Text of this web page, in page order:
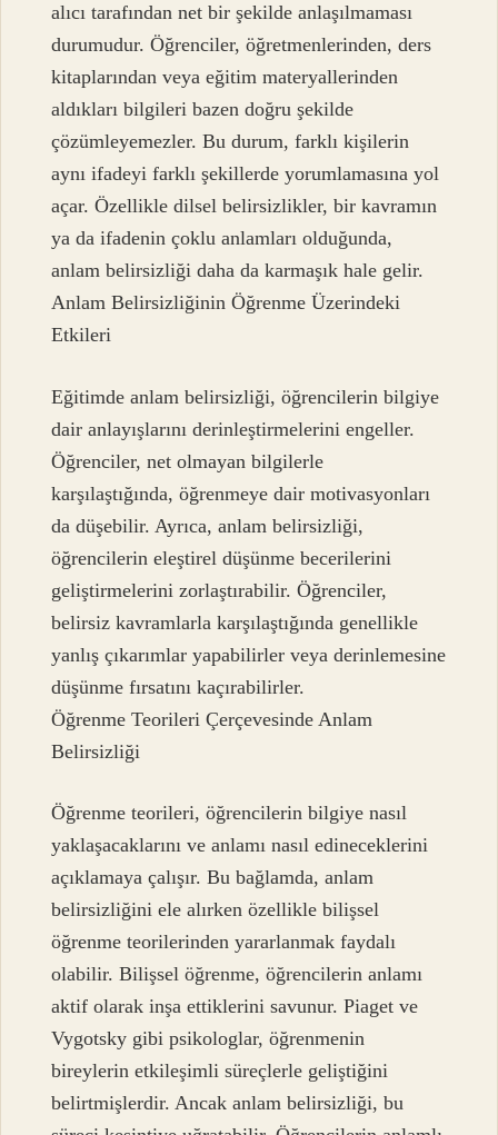
alıcı tarafından net bir şekilde anlaşılmaması
durumudur. Öğrenciler, öğretmenlerinden, ders
kitaplarından veya eğitim materyallerinden
aldıkları bilgileri bazen doğru şekilde
çözümleyemezler. Bu durum, farklı kişilerin
aynı ifadeyi farklı şekillerde yorumlamasına yol
açar. Özellikle dilsel belirsizlikler, bir kavramın
ya da ifadenin çoklu anlamları olduğunda,
anlam belirsizliği daha da karmaşık hale gelir.
Anlam Belirsizliğinin Öğrenme Üzerindeki
Etkileri
Eğitimde anlam belirsizliği, öğrencilerin bilgiye
dair anlayışlarını derinleştirmelerini engeller.
Öğrenciler, net olmayan bilgilerle
karşılaştığında, öğrenmeye dair motivasyonları
da düşebilir. Ayrıca, anlam belirsizliği,
öğrencilerin eleştirel düşünme becerilerini
geliştirmelerini zorlaştırabilir. Öğrenciler,
belirsiz kavramlarla karşılaştığında genellikle
yanlış çıkarımlar yapabilirler veya derinlemesine
düşünme fırsatını kaçırabilirler.
Öğrenme Teorileri Çerçevesinde Anlam
Belirsizliği
Öğrenme teorileri, öğrencilerin bilgiye nasıl
yaklaşacaklarını ve anlamı nasıl edineceklerini
açıklamaya çalışır. Bu bağlamda, anlam
belirsizliğini ele alırken özellikle bilişsel
öğrenme teorilerinden yararlanmak faydalı
olabilir. Bilişsel öğrenme, öğrencilerin anlamı
aktif olarak inşa ettiklerini savunur. Piaget ve
Vygotsky gibi psikologlar, öğrenmenin
bireylerin etkileşimli süreçlerle geliştiğini
belirtmişlerdir. Ancak anlam belirsizliği, bu